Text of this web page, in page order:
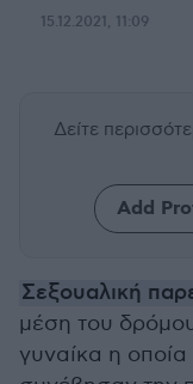
15.12.2021, 11:09
Δείτε
Add
Σεξουαλική
μέση του
γυναίκα η